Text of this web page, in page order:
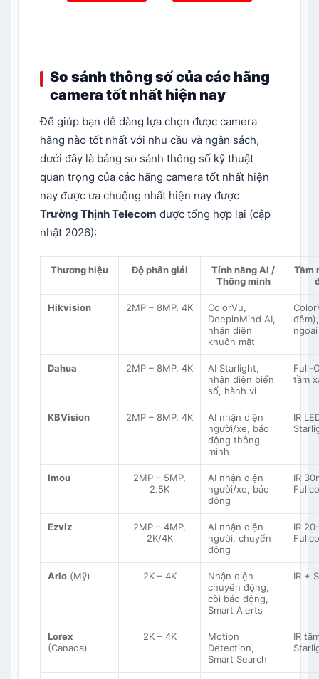
So sánh thông số của các hãng
camera tốt nhất hiện nay​
Để giúp bạn dễ dàng lựa chọn được camera
hãng nào tốt nhất với nhu cầu và ngân sách,
dưới đây là bảng so sánh thông số kỹ thuật
quan trọng của các hãng camera tốt nhất hiện
nay​ được ưa chuộng nhất hiện nay được
Trường Thịnh Telecom được tổng hợp lại (cập
nhật 2026):
Thương hiệu Độ phân giải
Tính năng AI /
Thông minh
Tầm
Hikvision 2MP – 8MP, 4K
ColorVu,
DeepinMind AI,
nhận diện
khuôn mặt
ngoại
Dahua 2MP – 8MP, 4K
AI Starlight,
nhận diện biển
số, hành vi
Full-
tầm
KBVision 2MP – 8MP, 4K
AI nhận diện
người/xe, báo
động thông
minh
IR
Imou
2MP – 5MP,
2.5K
AI nhận diện
người/xe, báo
động
IR
Ezviz
2MP – 4MP,
2K/4K
AI nhận diện
người, chuyển
động
IR
Arlo (Mỹ) 2K – 4K
Nhận diện
chuyển động,
còi báo động,
Smart Alerts
IR +
Lorex
(Canada)
2K – 4K
Motion
Detection,
Smart Search
IR